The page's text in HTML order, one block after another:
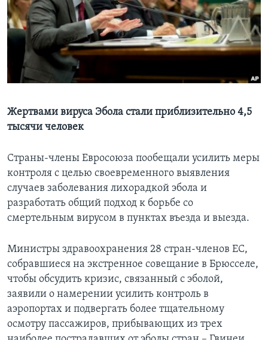
Learning English
СОЦИАЛЬНЫЕ СЕТИ
Языки
Жертвами вируса Эбола стали приблизительно 4,5
тысячи человек
Страны-члены Евросоюза пообещали усилить меры
контроля с целью своевременного выявления
случаев заболевания лихорадкой эбола и
разработать общий подход к борьбе со
смертельным вирусом в пунктах въезда и выезда.
Министры здравоохранения 28 стран-членов ЕС,
собравшиеся на экстренное совещание в Брюсселе,
чтобы обсудить кризис, связанный с эболой,
заявили о намерении усилить контроль в
аэропортах и подвергать более тщательному
осмотру пассажиров, прибывающих из трех